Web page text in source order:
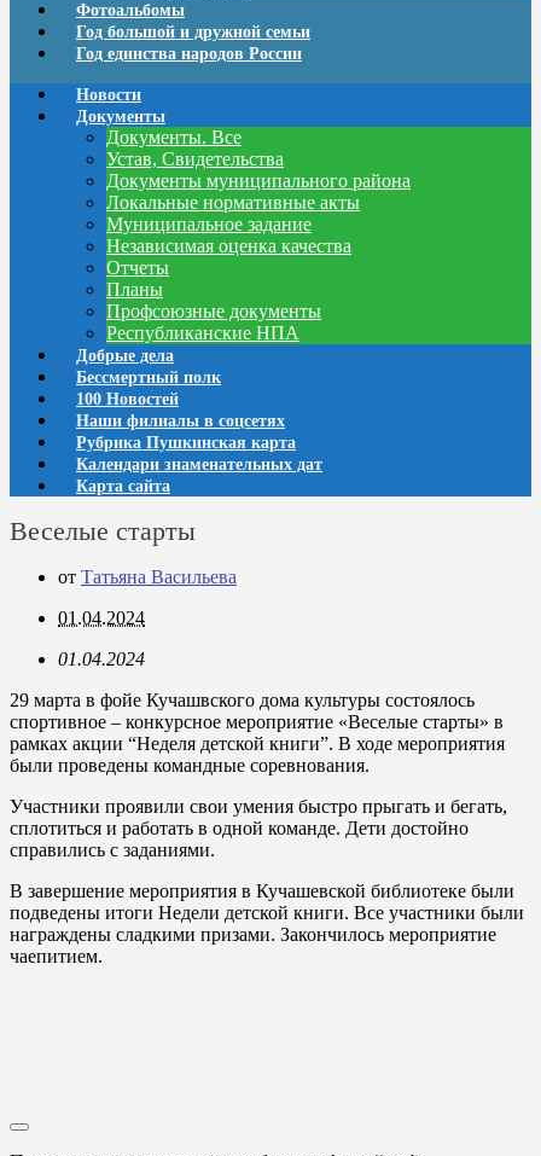
Фотоальбомы
Год большой и дружной семьи
Год единства народов России
Новости
Документы
Документы. Все
Устав, Свидетельства
Документы муниципального района
Локальные нормативные акты
Муниципальное задание
Независимая оценка качества
Отчеты
Планы
Профсоюзные документы
Республиканские НПА
Добрые дела
Бессмертный полк
100 Новостей
Наши филиалы в соцсетях
Рубрика Пушкинская карта
Календари знаменательных дат
Карта сайта
Веселые старты
от Татьяна Васильева
01.04.2024
01.04.2024
29 марта в фойе Кучашвского дома культуры состоялось
спортивное – конкурсное мероприятие «Веселые старты» в
рамках акции “Неделя детской книги”. В ходе мероприятия
были проведены командные соревнования.
Участники проявили свои умения быстро прыгать и бегать,
сплотиться и работать в одной команде. Дети достойно
справились с заданиями.
В завершение мероприятия в Кучашевской библиотеке были
подведены итоги Недели детской книги. Все участники были
награждены сладкими призами. Закончилось мероприятие
чаепитием.